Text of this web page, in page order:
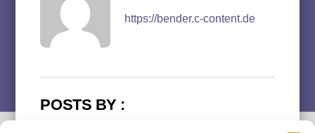
https://bender.c-content.de
POSTS BY :